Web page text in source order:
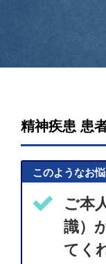
精神疾患 患
このようなお
ご本
識）
てく